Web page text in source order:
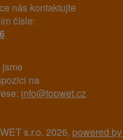
nás kontaktujte
čísle:
na
info@topwet.cz
s.r.o. 2026, powered